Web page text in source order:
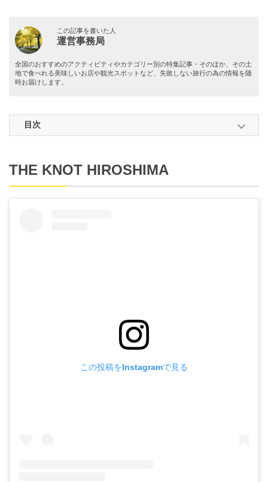
この記事を書いた人
運営事務局
全国のおすすめのアクティビティやカテゴリー別の特集記事・そのほか、その土
地で食べれる美味しいお店や観光スポットなど、失敗しない旅行の為の情報を随
時お届けします。
目次
THE KNOT HIROSHIMA
この投稿をInstagramで見る